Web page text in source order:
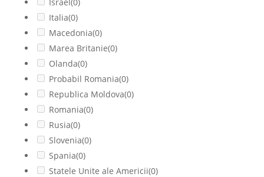
Italia(0)
Macedonia(0)
Marea Britanie(0)
Olanda(0)
Probabil Romania(0)
Republica Moldova(0)
Romania(0)
Rusia(0)
Slovenia(0)
Spania(0)
Statele Unite ale Americii(0)